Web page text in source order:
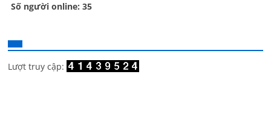
Bác sĩ Stephen Mak
Bác Đạt
Bạch Cúc
Số người online: 35
Lượt truy cập: